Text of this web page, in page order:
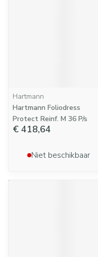
Hartmann
Hartmann Foliodress
Protect Reinf. M 36 P/s
€ 418,64
Niet beschikbaar